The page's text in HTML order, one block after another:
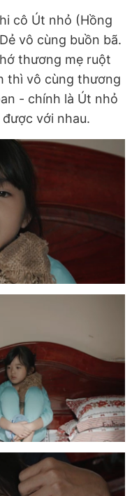
cô Út nhỏ (Hồng
vô cùng buồn bã.
thương mẹ ruột
thì vô cùng thương
- chính là Út nhỏ
với nhau.